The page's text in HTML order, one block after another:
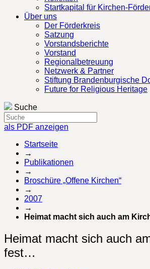
Startkapital für Kirchen-
Über uns
Der Förderkreis
Satzung
Vorstandsberichte
Vorstand
Regionalbetreuung
Netzwerk & Partner
Stiftung Brandenburgische
Future for Religious Heritage
Suche
als PDF anzeigen
Startseite
→
Publikationen
→
Broschüre „Offene Kirchen“
→
2007
→
Heimat macht sich auch am
Heimat macht sich auch
fest…